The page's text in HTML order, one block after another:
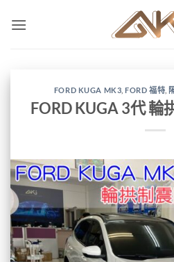
FORD KUGA MK3 ,FORD 福特
FORD KUGA 3代 輪